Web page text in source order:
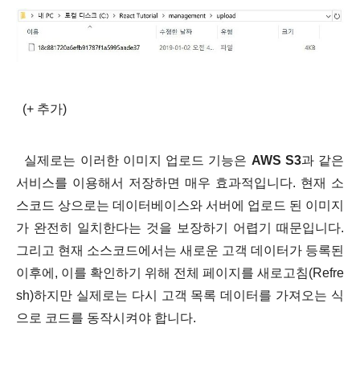
(+ 추가)
실제로는 이러한 이미지 업로드 기능은 AWS S3과 같은
서비스를 이용해서 저장하면 매우 효과적입니다. 현재 소
스코드 상으로는 데이터베이스와 서버에 업로드 된 이미지
가 완전히 일치한다는 것을 보장하기 어렵기 때문입니다.
그리고 현재 소스코드에서는 새로운 고객 데이터가 등록된
이후에, 이를 확인하기 위해 전체 페이지를 새로고침(Refre
sh)하지만 실제로는 다시 고객 목록 데이터를 가져오는 식
으로 코드를 동작시켜야 합니다.